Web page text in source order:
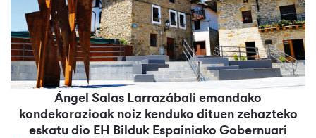
Ángel Salas Larrazábali emandako
kondekorazioak noiz kenduko dituen zehazteko
eskatu dio EH Bilduk Espainiako Gobernuari